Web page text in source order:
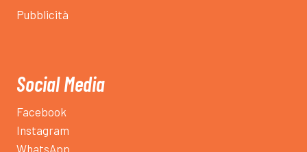
Pubblicità
Social Media
Facebook
Instagram
WhatsApp